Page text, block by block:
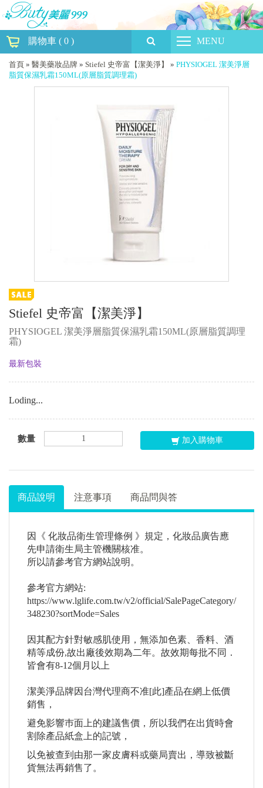
購物車 ( 0 ) MENU
首頁 » 醫美藥妝品牌 » Stiefel 史帝富【潔美淨】 » PHYSIOGEL 潔美淨層
脂質保濕乳霜150ML(原層脂質調理霜)
Stiefel 史帝富【潔美淨】
PHYSIOGEL 潔美淨層脂質保濕乳霜150ML(原層脂質調理
霜)
最新包裝
Loding...
數量 加入購物車
商品說明 注意事項 商品問與答
因《 化妝品衛生管理條例 》規定，化妝品廣告應
先申請衛生局主管機關核准。
所以請參考官方網站說明。
參考官方網站:
https://www.lglife.com.tw/v2/official/SalePageCategory/
348230?sortMode=Sales
因其配方針對敏感肌使用，無添加色素、香料、酒
精等成份,故出廠後效期為二年。故效期每批不同．
皆會有8-12個月以上
潔美淨品牌因台灣代理商不准[此]產品在網上低價
銷售，
避免影響巿面上的建議售價，所以我們在出貨時會
割除產品紙盒上的記號，
以免被查到由那一家皮膚科或藥局賣出，導致被斷
貨無法再銷售了。